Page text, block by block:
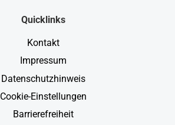
Quicklinks
Kontakt
Impressum
Datenschutzhinweis
Cookie-Einstellungen
Barrierefreiheit